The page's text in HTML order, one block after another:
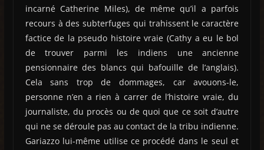
incarné Catherine Miles), de même qu’il a parfois
recours à des subterfuges qui trahissent le caractère
factice de la pseudo histoire vraie (Cathy a eu le bol
de trouver parmi les indiens une ancienne
pensionnaire des blancs qui bafouille de l’anglais).
Cela sans trop de dommages, car avouons-le,
personne n’en a rien à carrer de l’histoire vraie, du
journaliste, du procès ou de quoi que ce soit d’autre
qui ne se déroule pas au contact de la tribu indienne.
Gariazzo lui-même utilise ce procédé dans le seul et